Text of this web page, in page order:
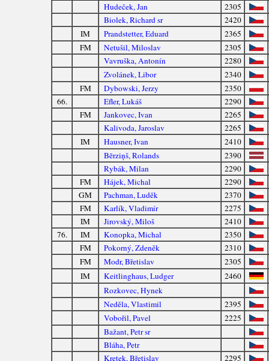
Hudeček, Jan
2305
Biolek, Richard sr
2420
IM
Prandstetter, Eduard
2365
FM
Netušil, Miloslav
2305
Vavruška, Antonín
2280
Zvolánek, Libor
2340
FM
Dybowski, Jerzy
2350
66.
Efler, Lukáš
2290
FM
Jankovec, Ivan
2265
Kalivoda, Jaroslav
2265
IM
Hausner, Ivan
2410
Bērziņš, Rolands
2390
Rybák, Milan
2290
FM
Hájek, Michal
2290
GM
Pachman, Luděk
2370
FM
Karlík, Vladimír
2275
IM
Jirovský, Miloš
2410
76.
IM Konopka, Michal
2350
FM
Pokorný, Zdeněk
2310
FM
Modr, Břetislav
2305
IM
Keitlinghaus, Ludger
2460
Rozkovec, Hynek
Neděla, Vlastimil
2395
Vobořil, Pavel
2225
Bažant, Petr sr
Bláha, Petr
Kretek, Břetislav
2295